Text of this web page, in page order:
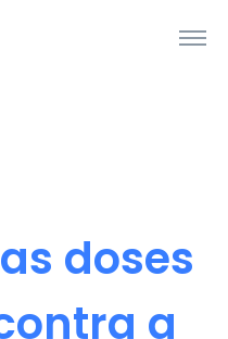
doses
a